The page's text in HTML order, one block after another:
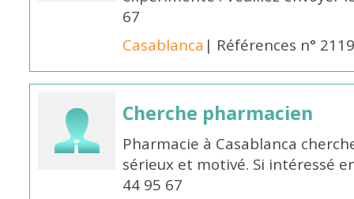
67
Casablanca | Références n°
Cherche pharmacien
Pharmacie à Casablanca
sérieux et motivé. Si intéressé
44 95 67